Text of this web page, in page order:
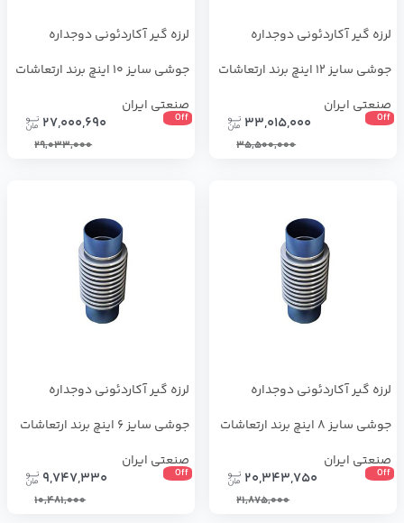
لرزه گیر آکاردئونی دوجداره
جوشی سایز 12 اینچ برند ارتعاشات
صنعتی ایران
Off
33,015,000
35,500,000
لرزه گیر آکاردئونی دوجداره
جوشی سایز 10 اینچ برند ارتعاشات
صنعتی ایران
Off
27,000,690
29,033,000
لرزه گیر آکاردئونی دوجداره
جوشی سایز 8 اینچ برند ارتعاشات
صنعتی ایران
Off
20,343,750
21,875,000
لرزه گیر آکاردئونی دوجداره
جوشی سایز 6 اینچ برند ارتعاشات
صنعتی ایران
Off
9,747,330
10,481,000